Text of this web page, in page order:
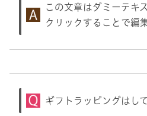
この文章はダミーテキ
クリックすることで編
ギフトラッピングはし